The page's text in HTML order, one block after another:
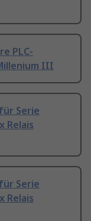
PLC-
III
Serie
Relais
Serie
Relais